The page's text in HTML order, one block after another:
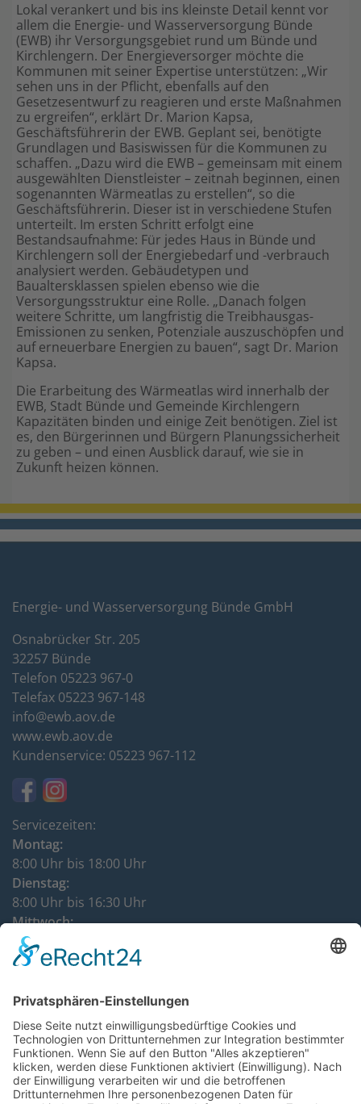
Lokal verankert und bis ins kleinste Detail kennt vor
allem die Energie- und Wasserversorgung Bünde
(EWB) ihr Versorgungsgebiet rund um Bünde und
Kirchlengern. Der Energieversorger möchte die
Kommunen mit seiner Expertise unterstützen: „Wir
sehen uns in der Pflicht, ebenfalls auf den
Gesetzesentwurf zu reagieren und erste Maßnahmen
zu ergreifen“, erklärt Dr. Marion Kapsa,
Geschäftsführerin der EWB. Geplant sei, benötigte
Grundlagen und Basiswissen für die Kommunen zu
schaffen. „Dazu wird die EWB – gemeinsam mit einem
ausgewählten Dienstleister – zeitnah beginnen, einen
sogenannten Wärmeatlas zu erstellen“, so die
Geschäftsführerin. Dieser ist in verschiedene Stufen
unterteilt. Im ersten Schritt erfolgt eine
Bestandsaufnahme: Für jedes Haus in Bünde und
Kirchlengern soll der Energiebedarf und -verbrauch
analysiert werden. Gebäudetypen und
Baualtersklassen spielen ebenso wie die
Versorgungsstruktur eine Rolle. „Danach folgen
weitere Schritte, um langfristig die Treibhausgas-
Emissionen zu senken, Potenziale auszuschöpfen und
auf erneuerbare Energien zu bauen“, sagt Dr. Marion
Kapsa.
Die Erarbeitung des Wärmeatlas wird innerhalb der
EWB, Stadt Bünde und Gemeinde Kirchlengern
Kapazitäten binden und einige Zeit benötigen. Ziel ist
es, den Bürgerinnen und Bürgern Planungssicherheit
zu geben – und einen Ausblick darauf, wie sie in
Zukunft heizen können.
Energie- und Wasserversorgung Bünde GmbH
Osnabrücker Str. 205
32257 Bünde
Telefon 05223 967-0
Telefax 05223 967-148
info@ewb.aov.de
www.ewb.aov.de
Kundenservice: 05223 967-112
Servicezeiten:
Montag:
8:00 Uhr bis 18:00 Uhr
Dienstag:
8:00 Uhr bis 16:30 Uhr
Mittwoch:
8:00 Uhr bis 12:00 Uhr
Donnerstag:
DATENSCHUTZHINWEISE
IMPRESSUM